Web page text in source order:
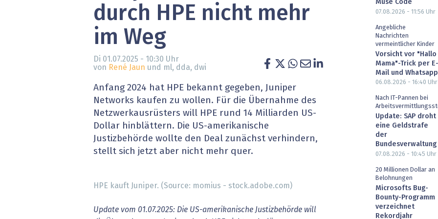
» alle News Gesundheit wird digital
Digital Banking
» alle Dossiers
IT for Health
Artificial Intelligence
Finance 2030
Fintech & Insurtech
Professional AV & Digital Signage
durch HPE nicht mehr
im Weg
Di 01.07.2025 - 10:30 Uhr
von René Jaun und ml, dda, dwi
Anfang 2024 hat HPE bekannt gegeben, Juniper
Networks kaufen zu wollen. Für die Übernahme des
Netzwerkausrüsters will HPE rund 14 Milliarden US-
Dollar hinblättern. Die US-amerikanische
Justizbehörde wollte den Deal zunächst verhindern,
stellt sich jetzt aber nicht mehr quer.
HPE kauft Juniper. (Source: momius - stock.adobe.com)
Update vom 01.07.2025: Die US-amerikanische Justizbehörde will
Muse Code
07.08.2026 - 11:56 Uhr
Angebliche
Nachrichten
vermeintlicher Kinder
Vorsicht vor "Hallo
Mama"-Trick per E-
Mail und Whatsapp
06.08.2026 - 16:40 Uhr
Nach IT-Pannen bei
Update: SAP droht
eine Geldstrafe
der
Bundesverwaltung
07.08.2026 - 10:45 Uhr
20 Millionen Dollar an
Belohnungen
Microsofts Bug-
Bounty-Programm
verzeichnet
Rekordjahr